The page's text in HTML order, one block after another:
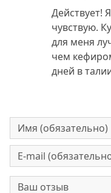
Действует!
чувствую.
для меня
чем
дней в